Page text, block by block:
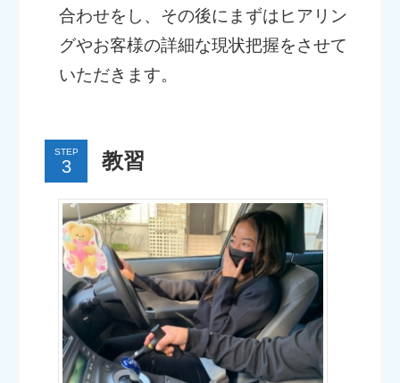
合わせをし、その後にまずはヒアリン
グやお客様の詳細な現状把握をさせて
いただきます。
STEP 教習